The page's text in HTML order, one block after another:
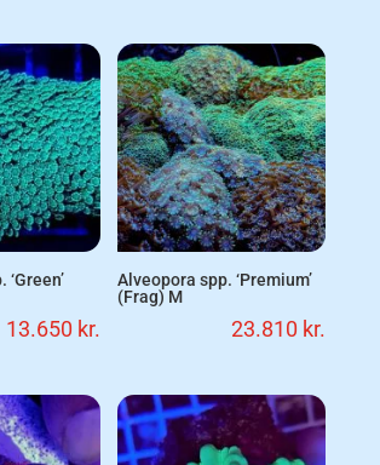
13.650 kr.
Alveopora spp. ‘Premium’
(Frag) M
23.810 kr.